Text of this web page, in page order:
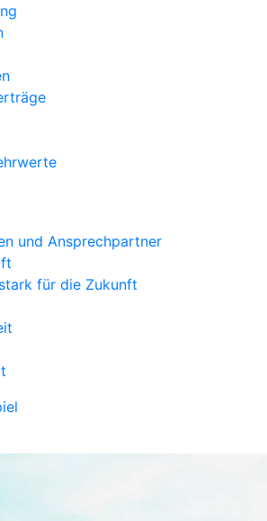
und Ansprechpartner
für die Zukunft